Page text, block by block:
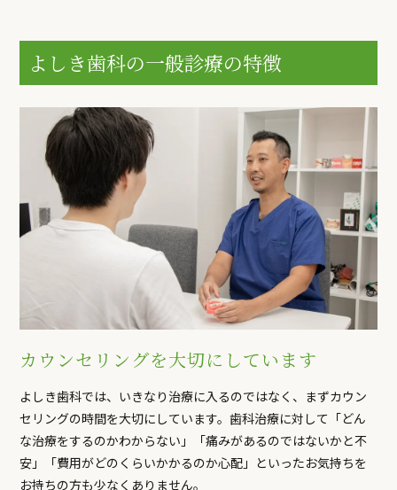
よしき歯科の一般診療の特徴
カウンセリングを大切にしています
よしき歯科では、いきなり治療に入るのではなく、まずカウン
セリングの時間を大切にしています。歯科治療に対して「どん
な治療をするのかわからない」「痛みがあるのではないかと不
安」「費用がどのくらいかかるのか心配」といったお気持ちを
お持ちの方も少なくありません。